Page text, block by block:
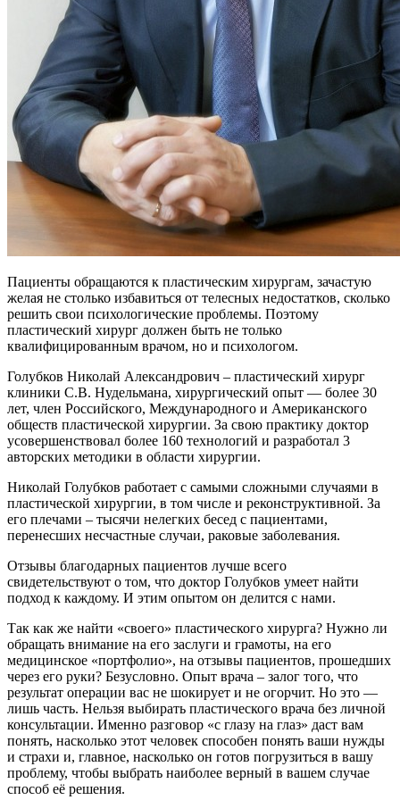
Пациенты обращаются к пластическим хирургам, зачастую
желая не столько избавиться от телесных недостатков, сколько
решить свои психологические проблемы. Поэтому
пластический хирург должен быть не только
квалифицированным врачом, но и психологом.
Голубков Николай Александрович – пластический хирург
клиники С.В. Нудельмана, хирургический опыт — более 30
лет, член Российского, Международного и Американского
обществ пластической хирургии. За свою практику доктор
усовершенствовал более 160 технологий и разработал 3
авторских методики в области хирургии.
Николай Голубков работает с самыми сложными случаями в
пластической хирургии, в том числе и реконструктивной. За
его плечами – тысячи нелегких бесед с пациентами,
перенесших несчастные случаи, раковые заболевания.
Отзывы благодарных пациентов лучше всего
свидетельствуют о том, что доктор Голубков умеет найти
подход к каждому. И этим опытом он делится с нами.
Так как же найти «своего» пластического хирурга? Нужно ли
обращать внимание на его заслуги и грамоты, на его
медицинское «портфолио», на отзывы пациентов, прошедших
через его руки? Безусловно. Опыт врача – залог того, что
результат операции вас не шокирует и не огорчит. Но это —
лишь часть. Нельзя выбирать пластического врача без личной
консультации. Именно разговор «с глазу на глаз» даст вам
понять, насколько этот человек способен понять ваши нужды
и страхи и, главное, насколько он готов погрузиться в вашу
проблему, чтобы выбрать наиболее верный в вашем случае
способ её решения.